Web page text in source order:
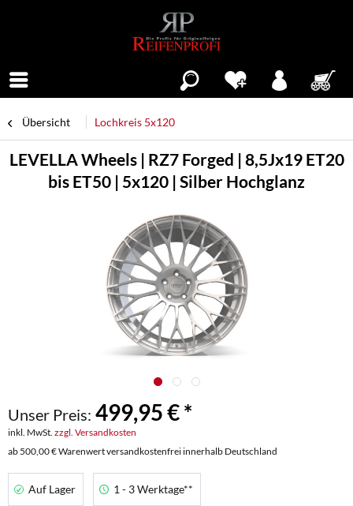
Übersicht Lochkreis 5x120
LEVELLA Wheels | RZ7 Forged | 8,5Jx19 ET20
bis ET50 | 5x120 | Silber Hochglanz
Unser Preis: 499,95 € *
inkl. MwSt. zzgl. Versandkosten
ab 500,00 € Warenwert versandkostenfrei innerhalb Deutschland
Auf Lager 1 - 3 Werktage**